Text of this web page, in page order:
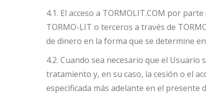
4.1. El acceso a TORMOLIT.COM por
TORMO-LIT o terceros a través de
de dinero en la forma que se determine
4.2. Cuando sea necesario que el
tratamiento y, en su caso, la cesión o el
especificada más adelante en el presente